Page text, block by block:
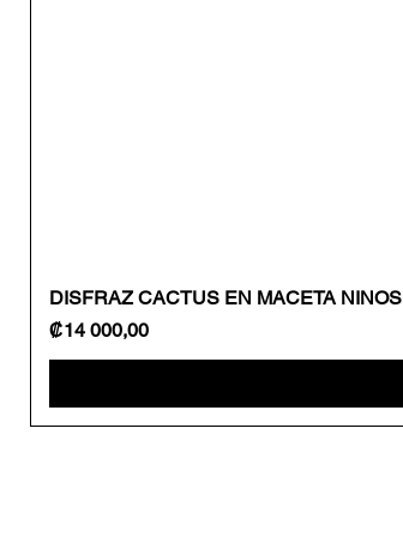
DISFRAZ CACTUS EN MACETA NINOS
Precio
₡14 000,00